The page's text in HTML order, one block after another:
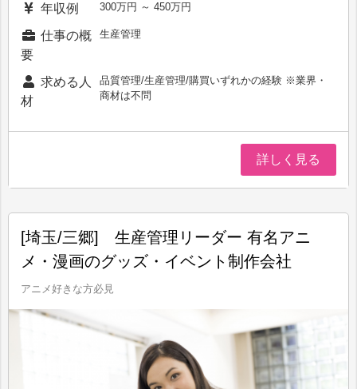
年収例 300万円 ～ 450万円
仕事の概
要
生産管理
求める人
材
品質管理/生産管理/購買いずれかの経験 ※業界・
商材は不問
詳しく見る
[埼玉/三郷] 生産管理リーダー 有名アニ
メ・漫画のグッズ・イベント制作会社
アニメ好きな方必見